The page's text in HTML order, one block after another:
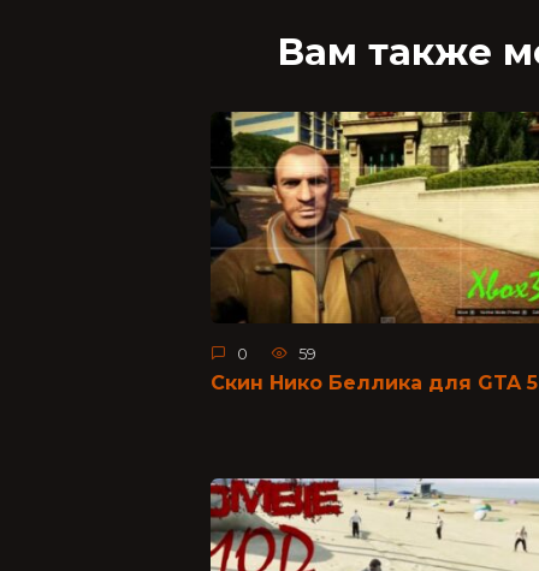
Вам также
0 59
Скин Нико Беллика для GTA 5